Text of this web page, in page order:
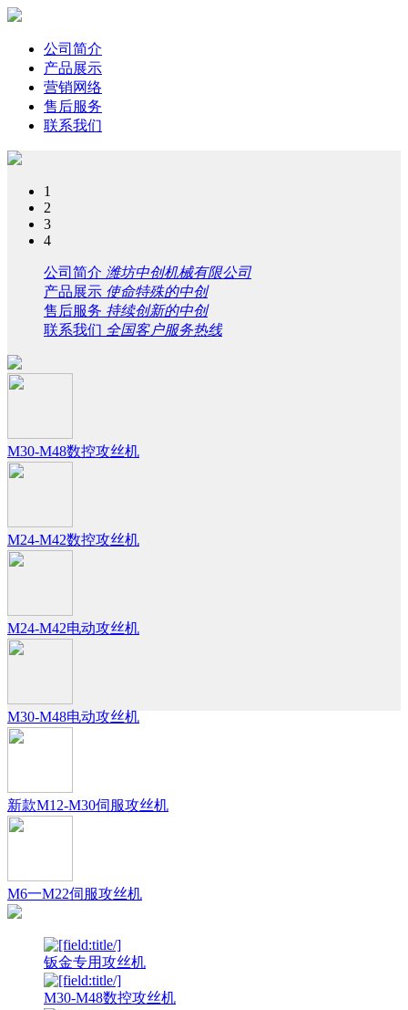
公司简介
产品展示
营销网络
售后服务
联系我们
1
2
3
4
公司简介 潍坊中创机械有限公司
产品展示 使命特殊的中创
售后服务 持续创新的中创
联系我们 全国客户服务热线
M30-M48数控攻丝机
M24-M42数控攻丝机
M24-M42电动攻丝机
M30-M48电动攻丝机
新款M12-M30伺服攻丝机
M6一M22伺服攻丝机
钣金专用攻丝机
M30-M48数控攻丝机